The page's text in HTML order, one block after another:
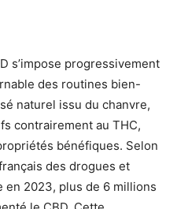
s’impose progressivement
des routines bien-
naturel issu du chanvre,
contrairement au THC,
bénéfiques. Selon
des drogues et
en 2023, plus de 6 millions